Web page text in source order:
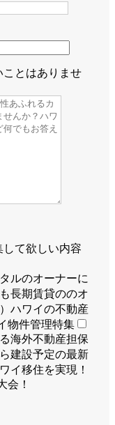
とはありませ
て欲しい内容
ルのオーナーに
長期賃貸ののオ
ハワイの不動産
物件管理特集
海外不動産担保
建設予定の最新
イ移住を実現！
会！